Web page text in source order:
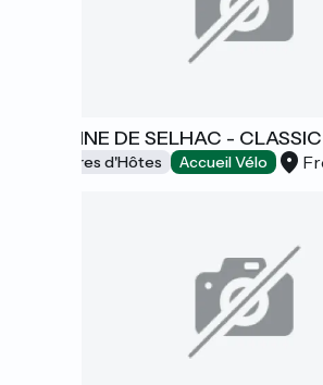
DOMAINE DE SELHAC - CLASSIC
Chambres d'Hôtes Accueil Vélo